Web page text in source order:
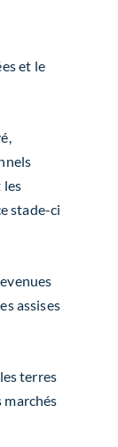
et le
les
stade-ci
assises
terres
marchés